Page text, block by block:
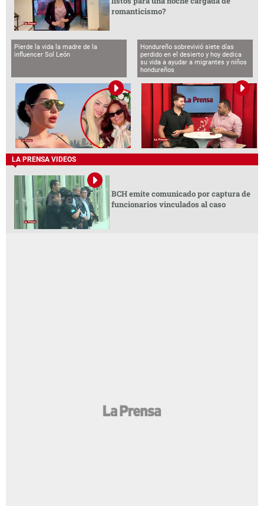
romanticismo?
Pierde la vida la madre de la
influencer Sol León
Hondureño sobrevivió siete días
perdido en el desierto y hoy dedica
su vida a ayudar a migrantes y niños
hondureños
LA PRENSA VIDEOS
BCH emite comunicado por captura de
funcionarios vinculados al caso